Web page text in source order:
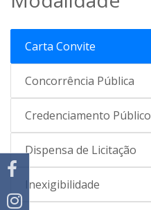
Carta Convite
Concorrência Pública
Credenciamento Público
Dispensa de Licitação
Inexigibilidade